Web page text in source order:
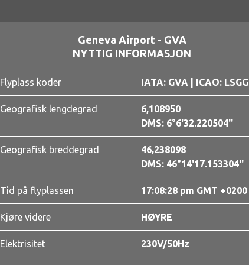
Geneva Airport - GVA
NYTTIG INFORMASJON
Flyplass koder IATA: GVA | ICAO: LSGG
Geografisk lengdegrad
6,108950
DMS: 6°6'32.220504''
Geografisk breddegrad
46,238098
DMS: 46°14'17.153304''
Tid på flyplassen 17:08:29 pm GMT +0200
Kjøre videre HØYRE
Elektrisitet 230V/50Hz